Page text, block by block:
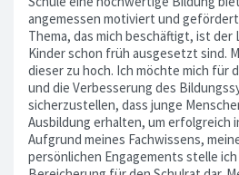
angemessen motiviert und
Thema, das mich beschäftigt, ist
Kinder schon früh ausgesetzt sind.
dieser zu hoch. Ich möchte mich für
und die Verbesserung des
sicherzustellen, dass junge
Ausbildung erhalten, um erfolgreich
Aufgrund meines Fachwissens,
persönlichen Engagements stelle